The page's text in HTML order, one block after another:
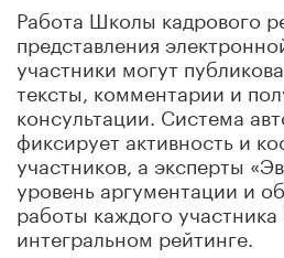
Работа Школы кадрового
представления
участники могут
тексты, комментарии и
консультации. Система
фиксирует активность и
участников, а эксперты
уровень аргументации и
работы каждого участника
интегральном рейтинге.